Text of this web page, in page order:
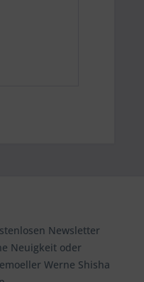
Newsletter
Neuigkeit oder
Werne Shisha